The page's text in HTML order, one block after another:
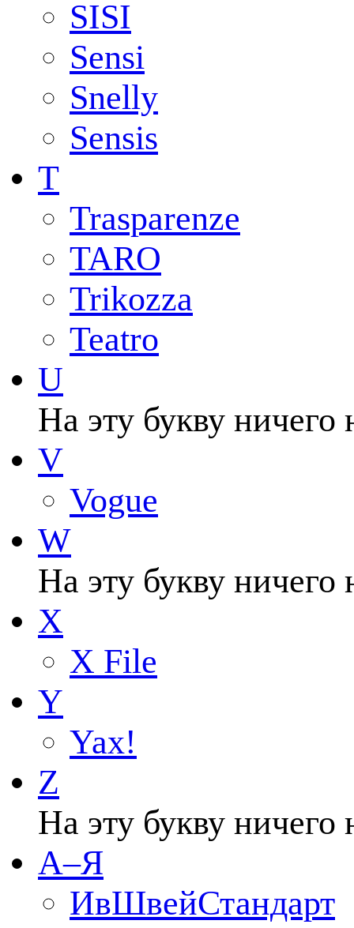
SISI
Sensi
Snelly
Sensis
T
Trasparenze
TARO
Trikozza
Teatro
U
На эту букву ничего
V
Vogue
W
На эту букву ничего
X
X File
Y
Yax!
Z
На эту букву ничего
А–Я
ИвШвейСтандарт